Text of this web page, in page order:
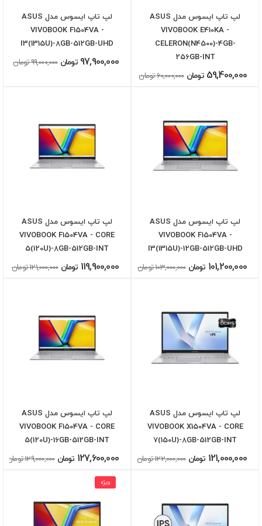
لپ تاپ ایسوس مدل ASUS
VIVOBOOK E410KA -
CELERON(N4500)-4GB-
256GB-INT
59,400,000 تومان 60,000,000 تومان
لپ تاپ ایسوس مدل ASUS
VIVOBOOK F1504VA -
I3(1315U)-8GB-512GB-UHD
97,900,000 تومان 99,000,000 تومان
لپ تاپ ایسوس مدل ASUS
VIVOBOOK F1504VA -
I3(1315U)-12GB-512GB-UHD
101,200,000 تومان 103,000,000 تومان
لپ تاپ ایسوس مدل ASUS
VIVOBOOK F1504VA - CORE
5(120U)-8GB-512GB-INT
119,900,000 تومان 121,000,000 تومان
لپ تاپ ایسوس مدل ASUS
VIVOBOOK X1504VA - CORE
7(150U)-8GB-512GB-INT
121,000,000 تومان 122,000,000 تومان
لپ تاپ ایسوس مدل ASUS
VIVOBOOK F1504VA - CORE
5(120U)-16GB-512GB-INT
127,600,000 تومان 129,000,000 تومان
ویژه